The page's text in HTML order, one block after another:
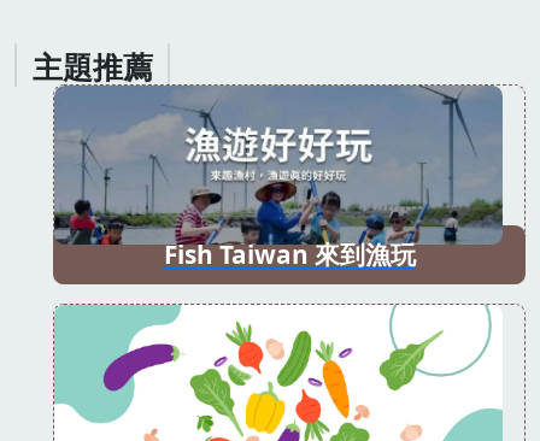
主題推薦
Fish Taiwan 來到漁玩